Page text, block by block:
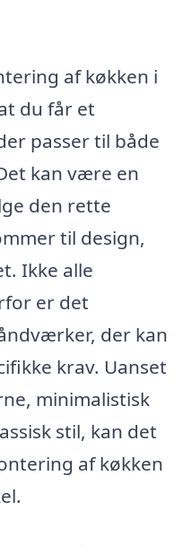
af køkken i
du får et
passer til både
kan være en
den rette
til design,
Ikke alle
er det
der kan
krav. Uanset
minimalistisk
stil, kan det
af køkken